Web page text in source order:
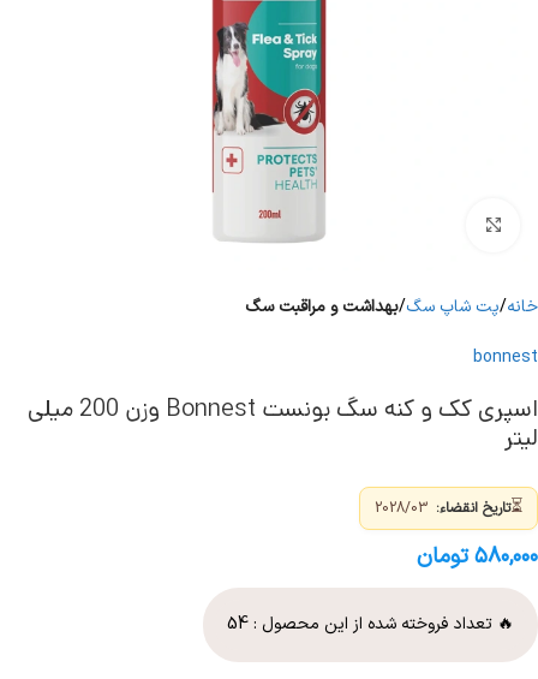
خانه پت شاپ سگ بهداشت و مراقبت سگ
bonnest
اسپری کک و کنه سگ بونست Bonnest وزن 200 میلی
لیتر
⏳تاریخ انقضاء:
۵۸۰,۰۰۰تومان
🔥 تعداد فروخته شده از این محصول :54